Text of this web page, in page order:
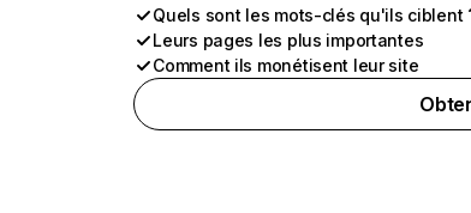
Quels sont les mots-clés qu'ils ciblent
Leurs pages les plus importantes
Comment ils monétisent leur site